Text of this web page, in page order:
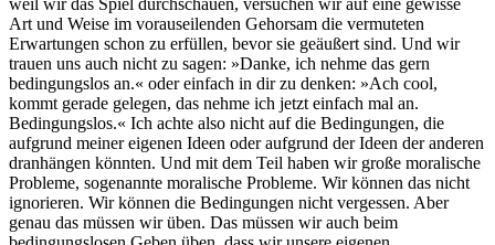
weil wir das Spiel durchschauen, versuchen wir auf eine gewisse
Art und Weise im vorauseilenden Gehorsam die vermuteten
Erwartungen schon zu erfüllen, bevor sie geäußert sind. Und wir
trauen uns auch nicht zu sagen: »Danke, ich nehme das gern
bedingungslos an.« oder einfach in dir zu denken: »Ach cool,
kommt gerade gelegen, das nehme ich jetzt einfach mal an.
Bedingungslos.« Ich achte also nicht auf die Bedingungen, die
aufgrund meiner eigenen Ideen oder aufgrund der Ideen der anderen
dranhängen könnten. Und mit dem Teil haben wir große moralische
Probleme, sogenannte moralische Probleme. Wir können das nicht
ignorieren. Wir können die Bedingungen nicht vergessen. Aber
genau das müssen wir üben. Das müssen wir auch beim